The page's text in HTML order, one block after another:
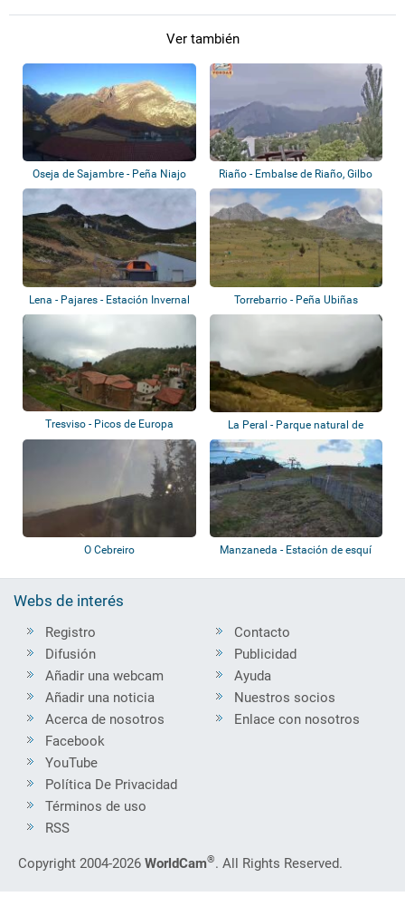
Ver también
Oseja de Sajambre - Peña Niajo Riaño - Embalse de Riaño, Gilbo
Lena - Pajares - Estación Invernal
Valgr...
Torrebarrio - Peña Ubiñas
Tresviso - Picos de Europa
La Peral - Parque natural de
Somiedo
O Cebreiro Manzaneda - Estación de esquí
Webs de interés
Registro
Difusión
Añadir una webcam
Añadir una noticia
Acerca de nosotros
Contacto
Publicidad
Ayuda
Nuestros socios
Enlace con nosotros
Facebook
YouTube
Política De Privacidad
Términos de uso
RSS
Copyright 2004-2026 WorldCam®. All Rights Reserved.